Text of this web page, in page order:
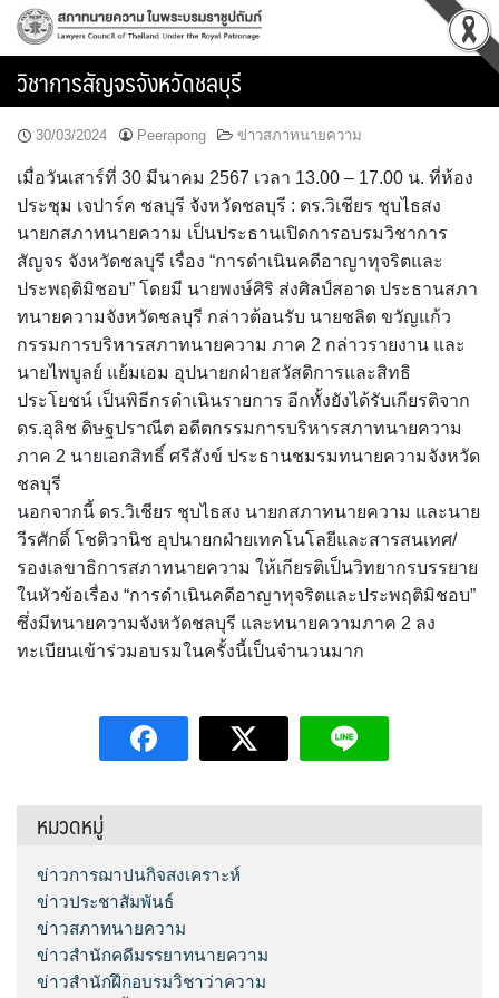
Skip
วิชาการสัญจรจังหวัดชลบุรี
30/03/2024 Peerapong ข่าวสภาทนายความ
เมื่อวันเสาร์ที่ 30 มีนาคม 2567 เวลา 13.00 – 17.00 น. ที่ห้อง
ประชุม เจปาร์ค ชลบุรี จังหวัดชลบุรี : ดร.วิเชียร ชุบไธสง
นายกสภาทนายความ เป็นประธานเปิดการอบรมวิชาการ
สัญจร จังหวัดชลบุรี เรื่อง “การดำเนินคดีอาญาทุจริตและ
ประพฤติมิชอบ” โดยมี นายพงษ์ศิริ ส่งศิลป์สอาด ประธานสภา
ทนายความจังหวัดชลบุรี กล่าวต้อนรับ นายชลิต ขวัญแก้ว
กรรมการบริหารสภาทนายความ ภาค 2 กล่าวรายงาน และ
นายไพบูลย์ แย้มเอม อุปนายกฝ่ายสวัสดิการและสิทธิ
ประโยชน์ เป็นพิธีกรดำเนินรายการ อีกทั้งยังได้รับเกียรติจาก
ดร.อุลิช ดิษฐปราณีต อดีตกรรมการบริหารสภาทนายความ
ภาค 2 นายเอกสิทธิ์ ศรีสังข์ ประธานชมรมทนายความจังหวัด
ชลบุรี
นอกจากนี้ ดร.วิเชียร ชุบไธสง นายกสภาทนายความ และนาย
วีรศักดิ์ โชติวานิช อุปนายกฝ่ายเทคโนโลยีและสารสนเทศ/
รองเลขาธิการสภาทนายความ ให้เกียรติเป็นวิทยากรบรรยาย
ในหัวข้อเรื่อง “การดำเนินคดีอาญาทุจริตและประพฤติมิชอบ”
ซึ่งมีทนายความจังหวัดชลบุรี และทนายความภาค 2 ลง
ทะเบียนเข้าร่วมอบรมในครั้งนี้เป็นจำนวนมาก
หมวดหมู่
ข่าวการฌาปนกิจสงเคราะห์
ข่าวประชาสัมพันธ์
ข่าวสภาทนายความ
ข่าวสำนักคดีมรรยาทนายความ
ข่าวสำนักฝึกอบรมวิชาว่าความ